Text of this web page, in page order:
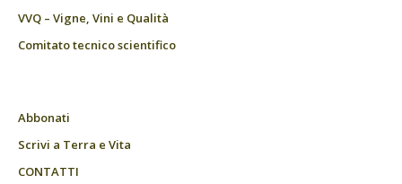
VVQ – Vigne, Vini e Qualità
Comitato tecnico scientifico
Abbonati
Scrivi a Terra e Vita
CONTATTI